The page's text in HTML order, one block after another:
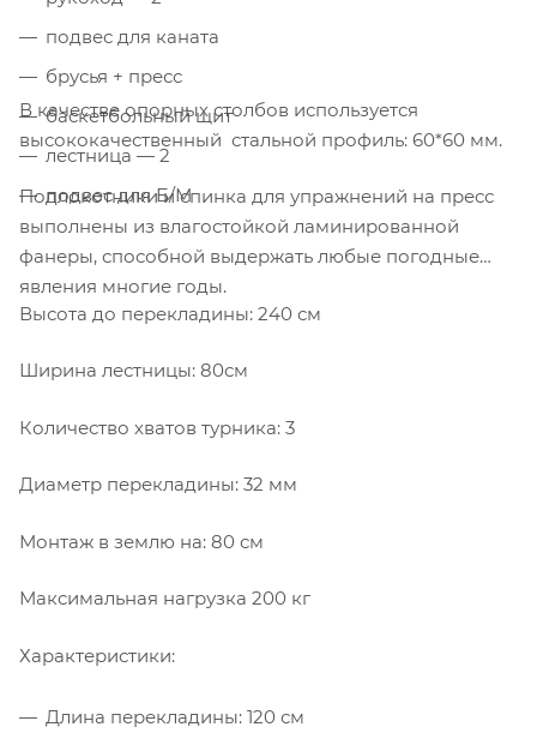
подвес для каната
брусья + пресс
баскетбольный щит
лестница — 2
подвес для Б/М
В качестве опорных столбов используется
высококачественный стальной профиль: 60*60 мм.
Подлокотники и спинка для упражнений на пресс
выполнены из влагостойкой ламинированной
фанеры, способной выдержать любые погодные
явления многие годы.
Высота до перекладины: 240 см
Ширина лестницы: 80см
Количество хватов турника: 3
Диаметр перекладины: 32 мм
Монтаж в землю на: 80 см
Максимальная нагрузка 200 кг
Характеристики:
Длина перекладины: 120 см